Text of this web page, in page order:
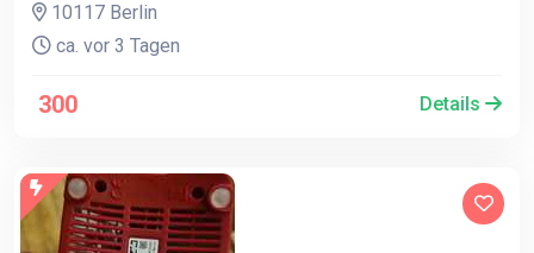
10117 Berlin
ca. vor 3 Tagen
300 Details